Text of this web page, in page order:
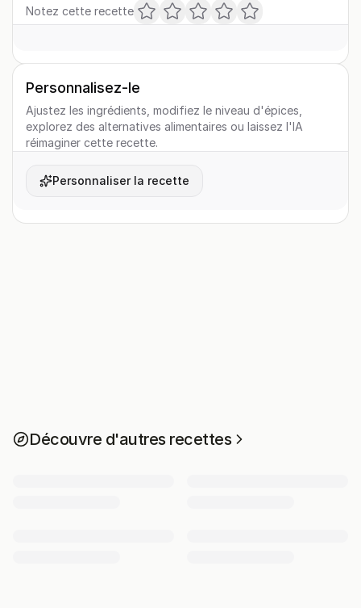
Notez cette recette
Personnalisez-le
Ajustez les ingrédients, modifiez le niveau d'épices,
explorez des alternatives alimentaires ou laissez l'IA
réimaginer cette recette.
Personnaliser la recette
Découvre d'autres recettes